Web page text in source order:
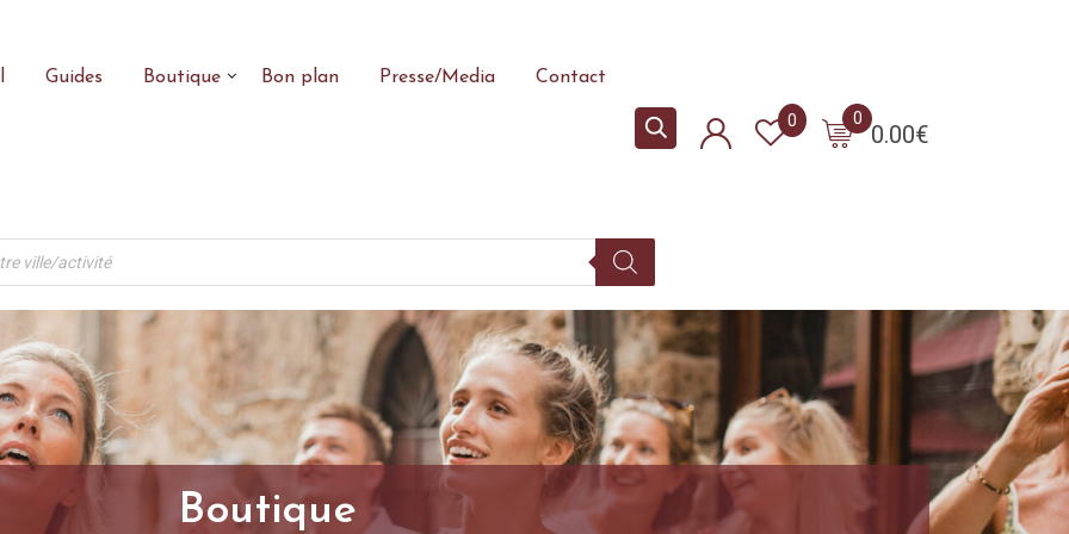
Guides Boutique Bon plan Presse/Media Contact
0.00€
0
0
Boutique